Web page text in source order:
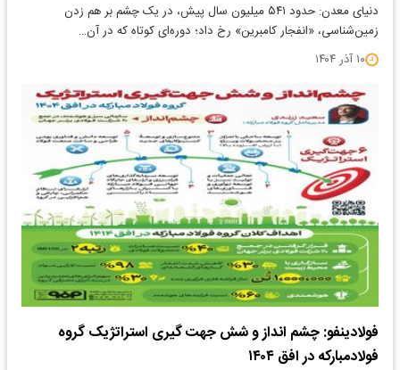
دنیای معدن: حدود ۵۴۱ میلیون سال پیش، در یک چشم بر هم زدن
زمین‌شناسی، «انفجار کامبرین» رخ داد؛ دوره‌ای کوتاه که در آن…
۱۰ آذر ۱۴۰۴
فولادینفو: چشم انداز و شش جهت گیری استراتژیک گروه
فولاد‌مبارکه در افق ۱۴۰۴